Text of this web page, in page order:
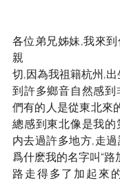
各位弟兄姊妹,我來
親
切,因為我祖籍杭州,
到許多鄉音自然感
們有的人是從東北來
總感到東北像是我的
内去過許多地方,走
爲什麽我的名字叫“路
路走得多了加起來